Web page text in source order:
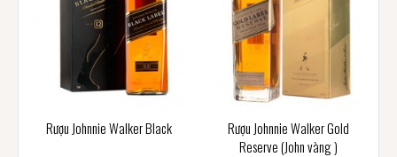
Rượu Johnnie Walker Black
Rượu Johnnie Walker Gold
Reserve (John vàng )